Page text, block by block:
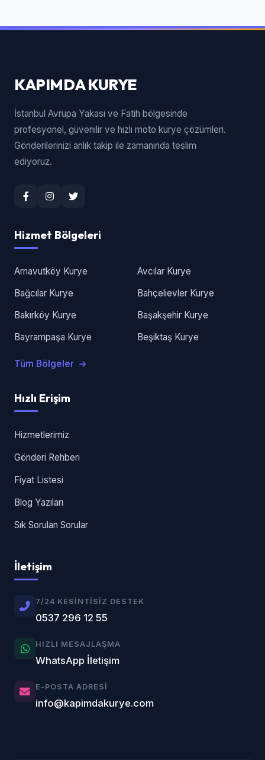
KAPIMDA KURYE
İstanbul Avrupa Yakası ve Fatih bölgesinde
profesyonel, güvenilir ve hızlı moto kurye çözümleri.
Gönderilerinizi anlık takip ile zamanında teslim
ediyoruz.
Hizmet Bölgeleri
Arnavutköy Kurye
Avcılar Kurye
Bağcılar Kurye
Bahçelievler Kurye
Bakırköy Kurye
Başakşehir Kurye
Bayrampaşa Kurye
Beşiktaş Kurye
Tüm Bölgeler
Hızlı Erişim
Hizmetlerimiz
Gönderi Rehberi
Fiyat Listesi
Blog Yazıları
Sık Sorulan Sorular
İletişim
7/24 KESINTISIZ DESTEK
0537 296 12 55
HIZLI MESAJLAŞMA
WhatsApp İletişim
E-POSTA ADRESI
info@kapimdakurye.com